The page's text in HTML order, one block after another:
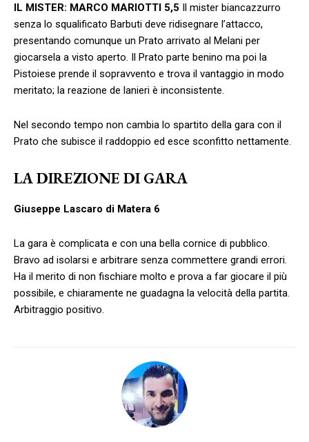
IL MISTER: MARCO MARIOTTI 5,5 Il mister biancazzurro
senza lo squalificato Barbuti deve ridisegnare l’attacco,
presentando comunque un Prato arrivato al Melani per
giocarsela a visto aperto. Il Prato parte benino ma poi la
Pistoiese prende il sopravvento e trova il vantaggio in modo
meritato; la reazione de lanieri è inconsistente.
Nel secondo tempo non cambia lo spartito della gara con il
Prato che subisce il raddoppio ed esce sconfitto nettamente.
LA DIREZIONE DI GARA
Giuseppe Lascaro di Matera 6
La gara è complicata e con una bella cornice di pubblico.
Bravo ad isolarsi e arbitrare senza commettere grandi errori.
Ha il merito di non fischiare molto e prova a far giocare il più
possibile, e chiaramente ne guadagna la velocità della partita.
Arbitraggio positivo.